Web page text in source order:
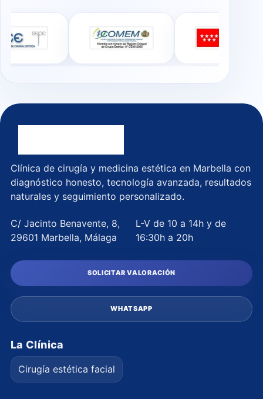
Clínica de cirugía y medicina estética en Marbella con
diagnóstico honesto, tecnología avanzada, resultados
naturales y seguimiento personalizado.
C/ Jacinto Benavente, 8,
29601 Marbella, Málaga
L-V de 10 a 14h y de
16:30h a 20h
SOLICITAR VALORACIÓN
WHATSAPP
La Clínica
Cirugía estética facial